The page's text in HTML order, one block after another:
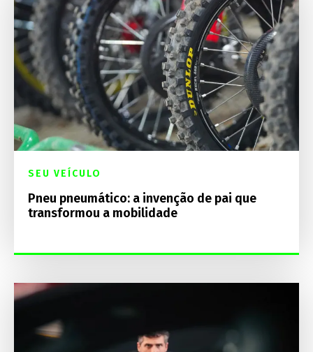
SEU VEÍCULO
Pneu pneumático: a invenção de pai que
transformou a mobilidade